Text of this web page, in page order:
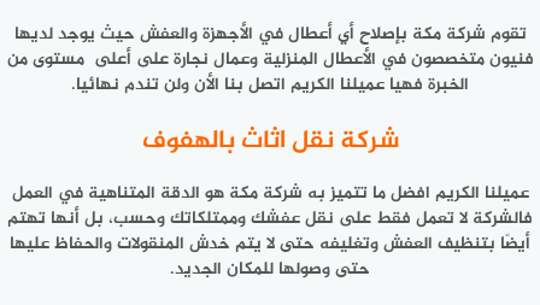
تقوم شركة مكة بإصلاح أي أعطال في الأجهزة والعفش حيث يوجد لديها
فنيون متخصصون في الأعطال المنزلية وعمال نجارة على أعلى مستوى من
الخبرة فهيا عميلنا الكريم اتصل بنا الأن ولن تندم نهائيا.
شركة نقل اثاث بالهفوف
عميلنا الكريم افضل ما تتميز به شركة مكة هو الدقة المتناهية في العمل
فالشركة لا تعمل فقط على نقل عفشك وممتلكاتك وحسب، بل أنها تهتم
أيضًا بتنظيف العفش وتغليفه حتى لا يتم خدش المنقولات والحفاظ عليها
حتى وصولها للمكان الجديد.